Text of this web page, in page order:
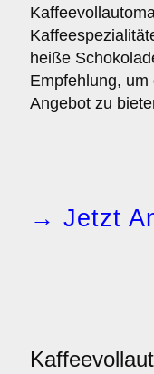
heiße
Empfehlung,
Angebot zu
→ Jetzt